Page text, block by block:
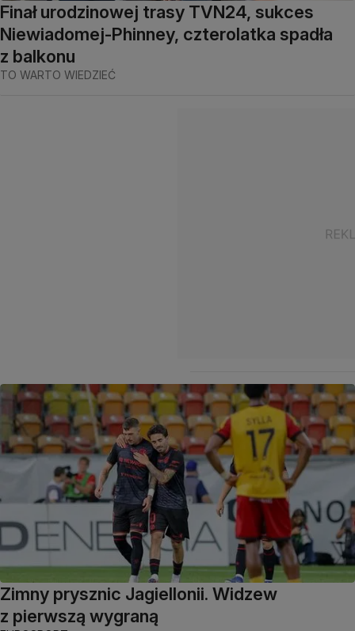
Finał urodzinowej trasy TVN24, sukces
Niewiadomej-Phinney, czterolatka spadła
z balkonu
TO WARTO WIEDZIEĆ
Zimny prysznic Jagiellonii. Widzew
z pierwszą wygraną